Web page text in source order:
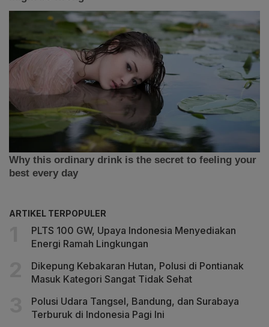
ARTIKEL TERPOPULER
PLTS 100 GW, Upaya Indonesia Menyediakan
Energi Ramah Lingkungan
Dikepung Kebakaran Hutan, Polusi di Pontianak
Masuk Kategori Sangat Tidak Sehat
Polusi Udara Tangsel, Bandung, dan Surabaya
Terburuk di Indonesia Pagi Ini